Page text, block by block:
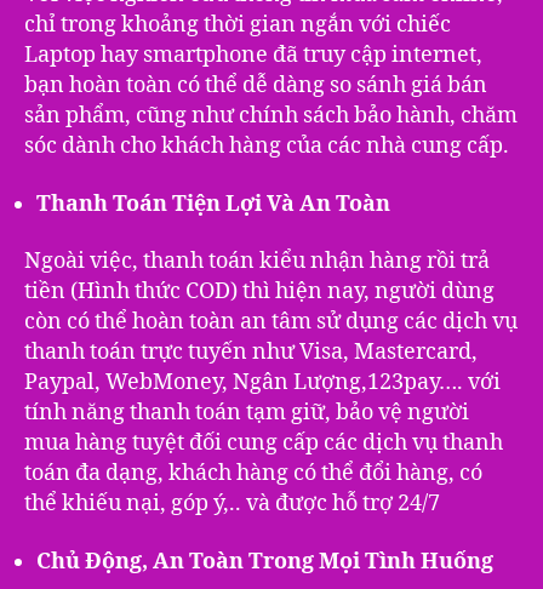
chỉ trong khoảng thời gian ngắn với chiếc
Laptop hay smartphone đã truy cập internet,
bạn hoàn toàn có thể dễ dàng so sánh giá bán
sản phẩm, cũng như chính sách bảo hành, chăm
sóc dành cho khách hàng của các nhà cung cấp.
Thanh Toán Tiện Lợi Và An Toàn
Ngoài việc, thanh toán kiểu nhận hàng rồi trả
tiền (Hình thức COD) thì hiện nay, người dùng
còn có thể hoàn toàn an tâm sử dụng các dịch vụ
thanh toán trực tuyến như Visa, Mastercard,
Paypal, WebMoney, Ngân Lượng,123pay…. với
tính năng thanh toán tạm giữ, bảo vệ người
mua hàng tuyệt đối cung cấp các dịch vụ thanh
toán đa dạng, khách hàng có thể đổi hàng, có
thể khiếu nại, góp ý,.. và được hỗ trợ 24/7
Chủ Động, An Toàn Trong Mọi Tình Huống